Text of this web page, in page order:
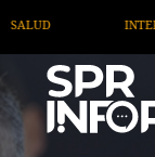
TV MIGRANTE